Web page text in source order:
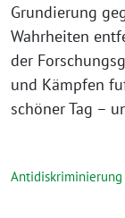
Grundierung
Wahrheiten
der
und Kämpfen
schöner Tag –
Antidiskriminierung